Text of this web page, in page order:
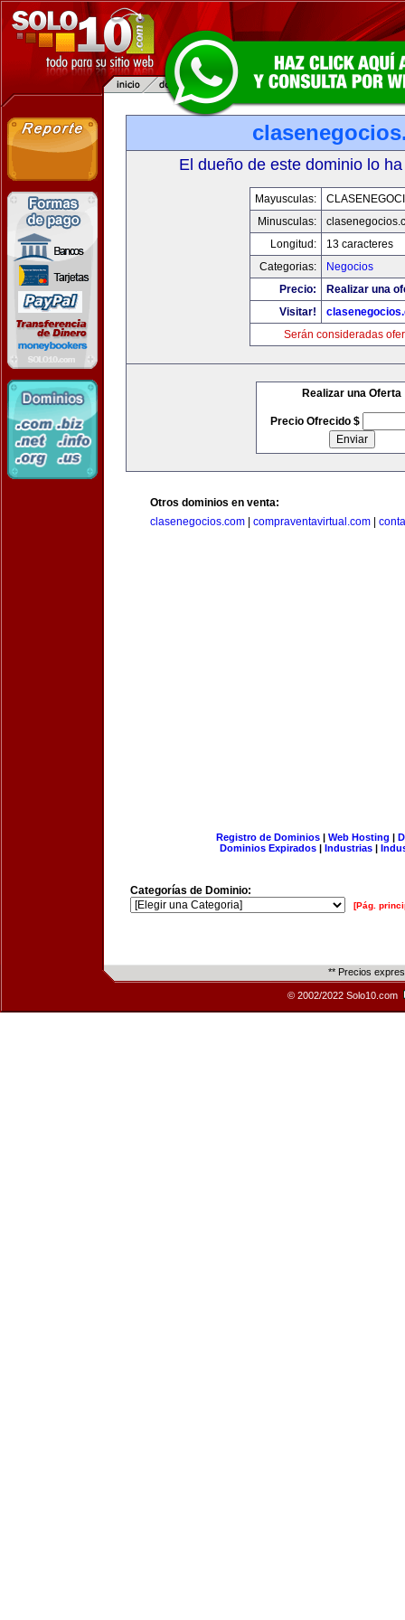
El dueño de este dominio lo
Mayusculas:
Minusculas:
Longitud:
13 caracteres
Categorias:
Negocios
Precio:
Realizar una
Visitar!
Serán consideradas
Realizar una Oferta
Precio Ofrecido $
Otros dominios en venta:
clasenegocios.com
compraventavirtual.com
Registro de Dominios| Web Hosting |
Dominios Expirados | Industrias |
Categorías de Dominio:
[Pág.
** Precios
© 2002/2022 Solo10.com